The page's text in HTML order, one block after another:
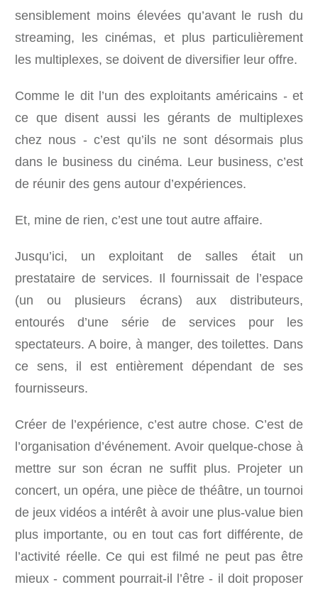
sensiblement moins élevées qu’avant le rush du
streaming, les cinémas, et plus particulièrement
les multiplexes, se doivent de diversifier leur offre.
Comme le dit l’un des exploitants américains - et
ce que disent aussi les gérants de multiplexes
chez nous - c’est qu’ils ne sont désormais plus
dans le business du cinéma. Leur business, c’est
de réunir des gens autour d’expériences.
Et, mine de rien, c’est une tout autre affaire.
Jusqu’ici, un exploitant de salles était un
prestataire de services. Il fournissait de l’espace
(un ou plusieurs écrans) aux distributeurs,
entourés d’une série de services pour les
spectateurs. A boire, à manger, des toilettes. Dans
ce sens, il est entièrement dépendant de ses
fournisseurs.
Créer de l’expérience, c’est autre chose. C’est de
l’organisation d’événement. Avoir quelque-chose à
mettre sur son écran ne suffit plus. Projeter un
concert, un opéra, une pièce de théâtre, un tournoi
de jeux vidéos a intérêt à avoir une plus-value bien
plus importante, ou en tout cas fort différente, de
l’activité réelle. Ce qui est filmé ne peut pas être
mieux - comment pourrait-il l’être - il doit proposer